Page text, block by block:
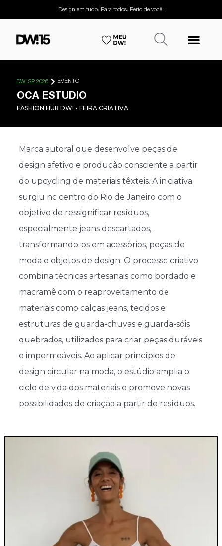
Design em tudo. Para todos. Perto de você.
DW! SP 2026 EVENTO
OCA ESTUDIO
FASHION HUB DW! - FEIRA CRIATIVA
Marca autoral que desenvolve peças de
design afetivo e produção consciente a partir
do upcycling de materiais têxteis. A iniciativa
surgiu no centro do Rio de Janeiro com o
objetivo de ressignificar resíduos,
especialmente jeans descartados,
transformando-os em acessórios, peças de
moda e objetos de design. O processo criativo
combina técnicas artesanais como bordado e
macramê com o reaproveitamento de
materiais como calças jeans, tecidos e
estruturas de guarda-chuvas e guarda-sóis
quebrados, utilizados para criar peças duráveis
e impermeáveis. Ao aplicar princípios de
design circular na moda, o estúdio amplia o
ciclo de vida dos materiais e promove novas
possibilidades de criação a partir de resíduos.